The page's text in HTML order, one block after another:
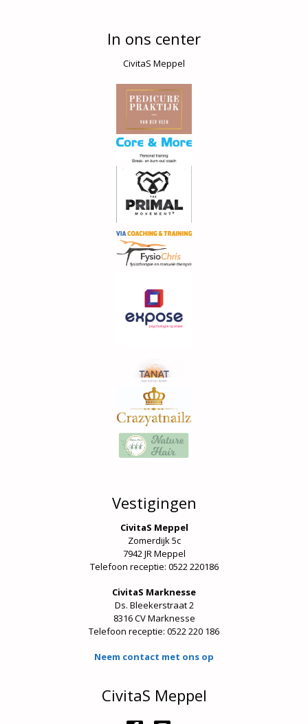
In ons center
CivitaS Meppel
Vestigingen
CivitaS Meppel
Zomerdijk 5c
7942 JR Meppel
Telefoon receptie: 0522 220186
CivitaS Marknesse
Ds. Bleekerstraat 2
8316 CV Marknesse
Telefoon receptie: 0522 220 186
Neem contact met ons op
CivitaS Meppel